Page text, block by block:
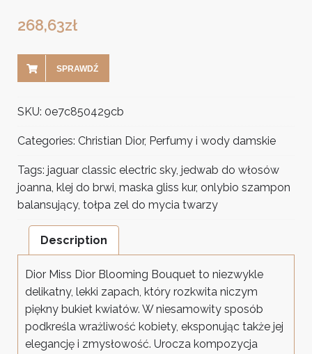
268,63zł
SPRAWDŹ
SKU: 0e7c850429cb
Categories: Christian Dior, Perfumy i wody damskie
Tags: jaguar classic electric sky, jedwab do włosów
joanna, klej do brwi, maska gliss kur, onlybio szampon
balansujący, tołpa zel do mycia twarzy
Description
Dior Miss Dior Blooming Bouquet to niezwykle
delikatny, lekki zapach, który rozkwita niczym
piękny bukiet kwiatów. W niesamowity sposób
podkreśla wrażliwość kobiety, eksponując także jej
elegancję i zmysłowość. Urocza kompozycja